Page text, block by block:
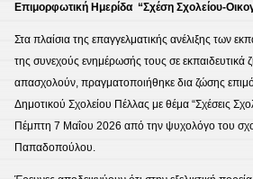
Επιμορφωτική Ημερίδα “Σχέση Σχολείου-
Στα πλαίσια της επαγγελματικής ανέλιξης των
της συνεχούς ενημέρωσής τους σε εκπαιδευτικά
απασχολούν, πραγματοποιήθηκε δια ζώσης
Δημοτικού Σχολείου Πέλλας με θέμα “Σχέσεις
Πέμπτη 7 Μαΐου 2026 από την ψυχολόγο του
Παπαδοπούλου.